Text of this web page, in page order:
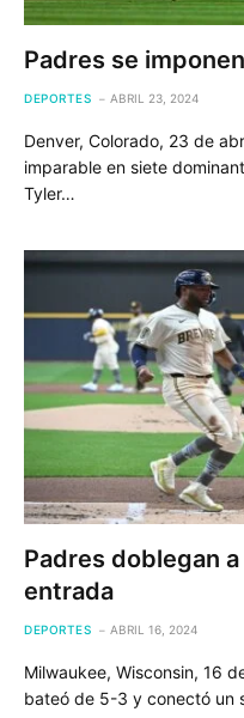
Padres se
DEPORTES ABRIL 23, 2024
Denver, Colorado, 23 de
imparable en siete
Tyler…
Padres doblegan
entrada
DEPORTES ABRIL 16, 2024
Milwaukee, Wisconsin, 16
bateó de 5-3 y conectó un